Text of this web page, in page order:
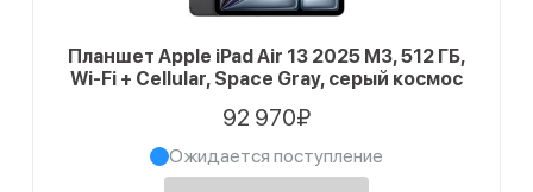
Планшет Apple iPad Air 13 2025 M3, 512 ГБ,
Wi-Fi + Cellular, Space Gray, серый космос
92 970₽
Ожидается поступление